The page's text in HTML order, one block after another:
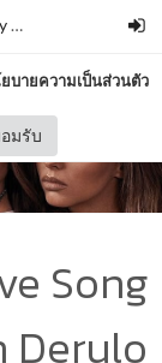
บายความเป็นส่วนตัว
มรับ
Song
Derulo